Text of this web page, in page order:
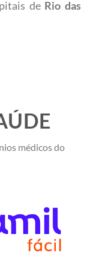
de Rio das
médicos do